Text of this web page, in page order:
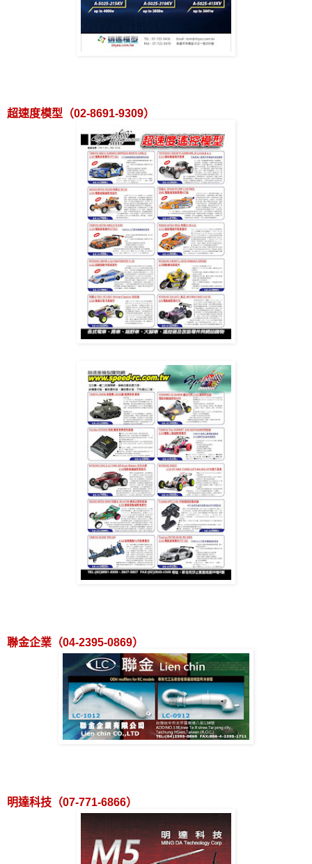
超速度模型（02-8691-9309）
聯金企業（04-2395-0869）
明達科技（07-771-6866）